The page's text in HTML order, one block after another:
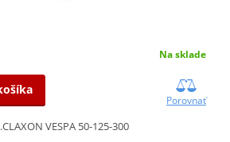
Na sklade
Porovnať
VESPA 50-125-300